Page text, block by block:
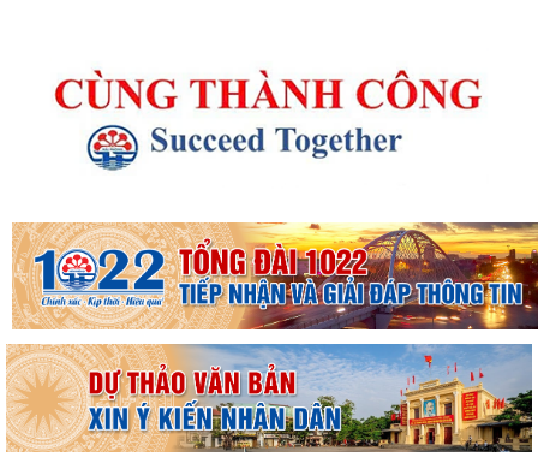
dữ liệu chuyên ngành y tế của...
KHAI MẠC KỲ HỌP THƯỜNG LỆ GIỮA NĂM 2026 HỘI ĐỒNG NHÂN DÂN
PHƯỜNG THỦY NGUYÊN KHÓA II, NHIỆM KỲ 2026...
Thông tin báo chí về việc tổ chức cưỡng chế thu hồi đất để thực hiện
Dự án đầu tư xây dựng tuyến...
Thông báo Cưỡng chế thu hồi đất thực hiện Dự án đầu tư xây dựng
tuyến đường từ khu đô thị Bắc sông...